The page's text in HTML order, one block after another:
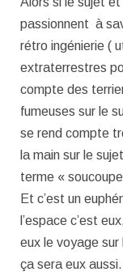
passionnent à
rétro ingénierie (
extraterrestres
compte des
fumeuses sur le
se rend compte
la main sur le
terme «
Et c’est un
l’espace c’est
eux le voyage sur
ça sera eux aussi.